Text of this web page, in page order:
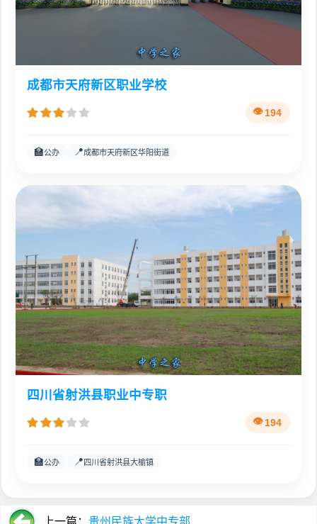
成都市天府新区职业学校
194
🏫公办 📍成都市天府新区华阳街道
四川省射洪县职业中专职
194
🏫公办 📍四川省射洪县大榆镇